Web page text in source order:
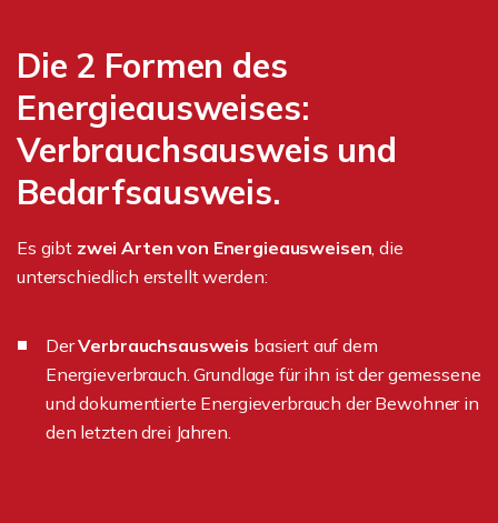
Die 2 Formen des
Energieausweises:
Verbrauchsausweis und
Bedarfsausweis.
Es gibt zwei Arten von Energieausweisen , die
unterschiedlich erstellt werden:
DerVerbrauchsausweis basiert auf dem
Energieverbrauch. Grundlage für ihn ist der gemessene
und dokumentierte Energieverbrauch der Bewohner in
den letzten drei Jahren.